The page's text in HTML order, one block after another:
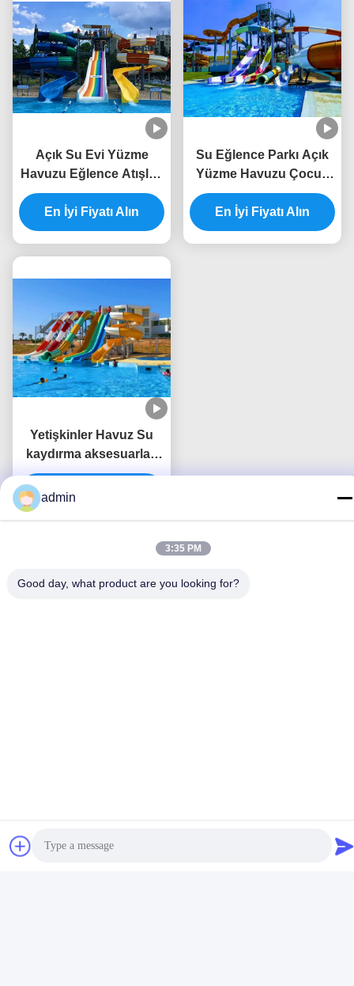
Açık Su Evi Yüzme
Havuzu Eğlence Atışları
Spor Cam Elyaf
Kaydırma Çocuklar İçin
En İyi Fiyatı Alın
Su Eğlence Parkı Açık
Yüzme Havuzu Çocuk
Oyun Alanı Fiberglass
Kaydırma
En İyi Fiyatı Alın
Yetişkinler Havuz Su
kaydırma aksesuarları
Su temini ve arıtma
sistemi içerir
En İyi Fiyatı Alın
Bizimle İletişim
Adres: Oda 32, No. 51 Fansheng Yolu, Dagang Kasabası,
admin
3:35 PM
Good day, what product are you looking for?